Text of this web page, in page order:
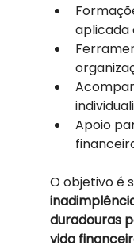
aplicada
Apoio
O objetivo é
duradouras
vida